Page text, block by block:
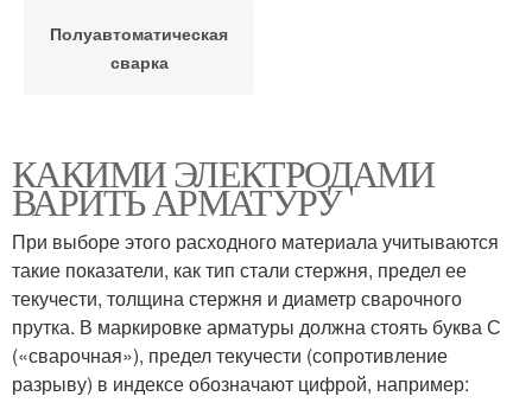
Полуавтоматическая
сварка
КАКИМИ ЭЛЕКТРОДАМИ
ВАРИТЬ АРМАТУРУ
При выборе этого расходного материала учитываются
такие показатели, как тип стали стержня, предел ее
текучести, толщина стержня и диаметр сварочного
прутка. В маркировке арматуры должна стоять буква С
(«сварочная»), предел текучести (сопротивление
разрыву) в индексе обозначают цифрой, например: